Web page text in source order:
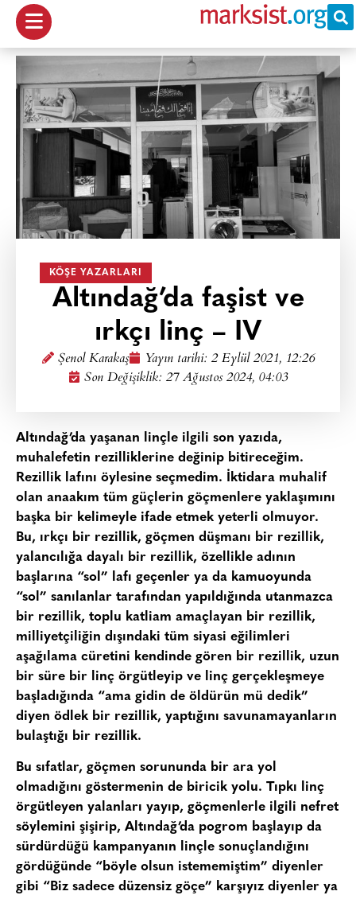
KÖŞE YAZARLARI
Altındağ’da faşist ve
ırkçı linç – IV
Şenol Karakaş Yayın tarihi: 2 Eylül 2021, 12:26
Son Değişiklik: 27 Ağustos 2024, 04:03
Altındağ’da yaşanan linçle ilgili son yazıda,
muhalefetin rezilliklerine değinip bitireceğim.
Rezillik lafını öylesine seçmedim. İktidara muhalif
olan anaakım tüm güçlerin göçmenlere yaklaşımını
başka bir kelimeyle ifade etmek yeterli olmuyor.
Bu, ırkçı bir rezillik, göçmen düşmanı bir rezillik,
yalancılığa dayalı bir rezillik, özellikle adının
başlarına “sol” lafı geçenler ya da kamuoyunda
“sol” sanılanlar tarafından yapıldığında utanmazca
bir rezillik, toplu katliam amaçlayan bir rezillik,
milliyetçiliğin dışındaki tüm siyasi eğilimleri
aşağılama cüretini kendinde gören bir rezillik, uzun
bir süre bir linç örgütleyip ve linç gerçekleşmeye
başladığında “ama gidin de öldürün mü dedik”
diyen ödlek bir rezillik, yaptığını savunamayanların
bulaştığı bir rezillik.
Bu sıfatlar, göçmen sorununda bir ara yol
olmadığını göstermenin de biricik yolu. Tıpkı linç
örgütleyen yalanları yayıp, göçmenlerle ilgili nefret
söylemini şişirip, Altındağ’da pogrom başlayıp da
sürdürdüğü kampanyanın linçle sonuçlandığını
gördüğünde “böyle olsun istememiştim” diyenler
gibi “Biz sadece düzensiz göçe” karşıyız diyenler ya